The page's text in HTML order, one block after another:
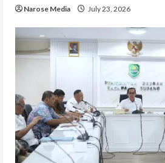
Narose Media July 23, 2026